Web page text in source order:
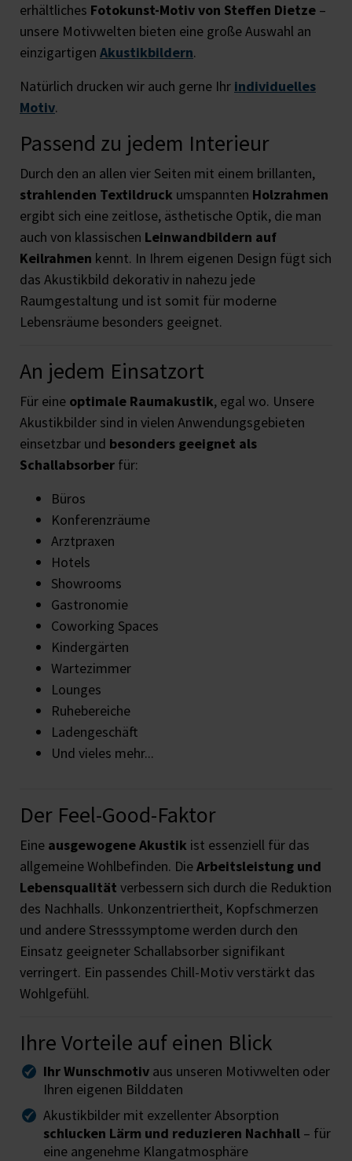
erhältliches Fotokunst-Motiv von Steffen Dietze –
unsere Motivwelten bieten eine große Auswahl an
einzigartigen Akustikbildern.
Natürlich drucken wir auch gerne Ihr individuelles
Motiv.
Passend zu jedem Interieur
Durch den an allen vier Seiten mit einem brillanten,
strahlenden Textildruck umspannten Holzrahmen
ergibt sich eine zeitlose, ästhetische Optik, die man
auch von klassischen Leinwandbildern auf
Keilrahmen kennt. In Ihrem eigenen Design fügt sich
das Akustikbild dekorativ in nahezu jede
Raumgestaltung und ist somit für moderne
Lebensräume besonders geeignet.
An jedem Einsatzort
Für eine optimale Raumakustik, egal wo. Unsere
Akustikbilder sind in vielen Anwendungsgebieten
einsetzbar und besonders geeignet als
Schallabsorber für:
Büros
Konferenzräume
Arztpraxen
Hotels
Showrooms
Gastronomie
Coworking Spaces
Kindergärten
Wartezimmer
Lounges
Ruhebereiche
Ladengeschäft
Und vieles mehr...
Der Feel-Good-Faktor
Eine ausgewogene Akustik ist essenziell für das
allgemeine Wohlbefinden. DieArbeitsleistung und
Lebensqualität verbessern sich durch die Reduktion
des Nachhalls. Unkonzentriertheit, Kopfschmerzen
und andere Stresssymptome werden durch den
Einsatz geeigneter Schallabsorber signifikant
verringert. Ein passendes Chill-Motiv verstärkt das
Wohlgefühl.
Ihre Vorteile auf einen Blick
Ihr Wunschmotiv aus unseren Motivwelten oder
Ihren eigenen Bilddaten
Akustikbilder mit exzellenter Absorption
schlucken Lärm und reduzieren Nachhall – für
eine angenehme Klangatmosphäre